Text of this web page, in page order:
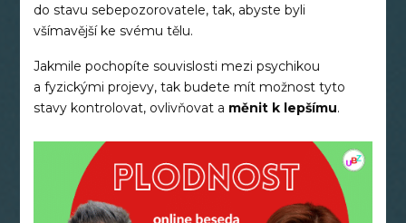
do stavu sebepozorovatele, tak, abyste byli
všímavější ke svému tělu.
Jakmile pochopíte souvislosti mezi psychikou
a fyzickými projevy, tak budete mít možnost tyto
stavy kontrolovat, ovlivňovat a měnit k lepšímu.